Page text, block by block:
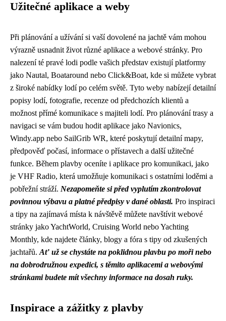
Užitečné aplikace a weby
Při plánování a užívání si vaší dovolené na jachtě vám mohou
výrazně usnadnit život různé aplikace a webové stránky. Pro
nalezení té pravé lodi podle vašich představ existují platformy
jako Nautal, Boataround nebo Click&Boat, kde si můžete vybrat
z široké nabídky lodí po celém světě. Tyto weby nabízejí detailní
popisy lodí, fotografie, recenze od předchozích klientů a
možnost přímé komunikace s majiteli lodí. Pro plánování trasy a
navigaci se vám budou hodit aplikace jako Navionics,
Windy.app nebo SailGrib WR, které poskytují detailní mapy,
předpověď počasí, informace o přístavech a další užitečné
funkce. Během plavby oceníte i aplikace pro komunikaci, jako
je VHF Radio, která umožňuje komunikaci s ostatními loděmi a
pobřežní stráží. Nezapomeňte si před vyplutím zkontrolovat
povinnou výbavu a platné předpisy v dané oblasti. Pro inspiraci
a tipy na zajímavá místa k návštěvě můžete navštívit webové
stránky jako YachtWorld, Cruising World nebo Yachting
Monthly, kde najdete články, blogy a fóra s tipy od zkušených
jachtařů. Ať už se chystáte na poklidnou plavbu po moři nebo
na dobrodružnou expedici, s těmito aplikacemi a webovými
stránkami budete mít všechny informace na dosah ruky.
Inspirace a zážitky z plavby